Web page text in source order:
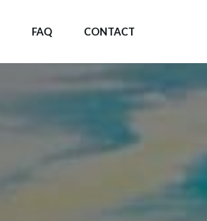
FAQ CONTACT